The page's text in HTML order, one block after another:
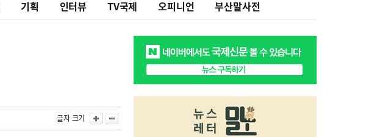
기획 인터뷰 TV국제 오피니언 부산말사전
글자 크기